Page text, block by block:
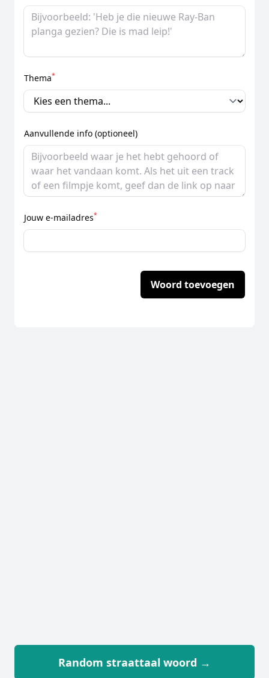
Thema*
Aanvullende info (optioneel)
Jouw e-mailadres*
Woord toevoegen
Random straattaal woord →